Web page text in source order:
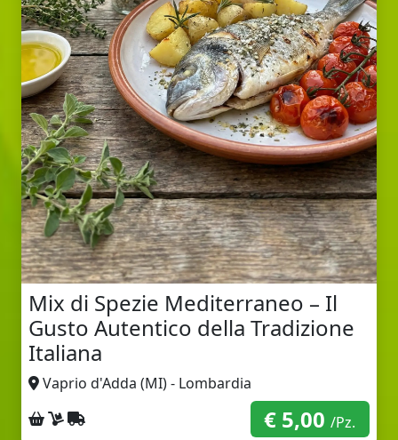
Mix di Spezie Mediterraneo – Il
Gusto Autentico della Tradizione
Italiana
Vaprio d'Adda (MI) - Lombardia
Ritiro sul posto
Consegna a domicilio
Spedizione con corriere € 5,00/Pz.